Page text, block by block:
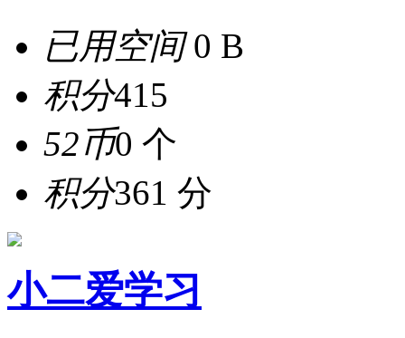
已用空间0 B
积分415
52币0 个
积分361 分
小二爱学习